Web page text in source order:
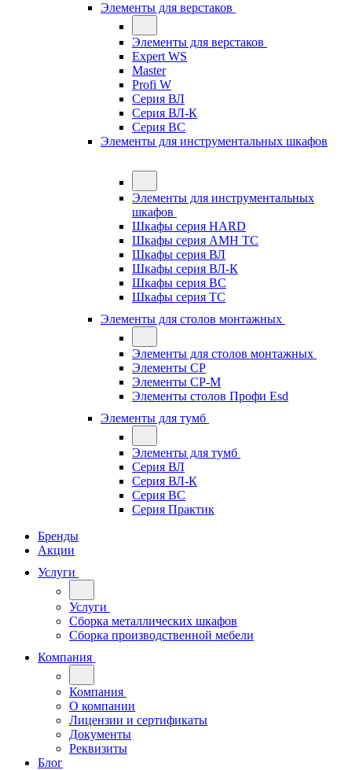
Элементы для верстаков
Элементы для верстаков
Expert WS
Master
Profi W
Серия ВЛ
Серия ВЛ-К
Серия ВС
Элементы для инструментальных шкафов
Элементы для инструментальных
шкафов
Шкафы серия HARD
Шкафы серия АМН ТС
Шкафы серия ВЛ
Шкафы серия ВЛ-К
Шкафы серия ВС
Шкафы серия ТС
Элементы для столов монтажных
Элементы для столов монтажных
Элементы СР
Элементы СР-М
Элементы столов Профи Esd
Элементы для тумб
Элементы для тумб
Серия ВЛ
Серия ВЛ-К
Серия ВС
Серия Практик
Бренды
Акции
Услуги
Услуги
Сборка металлических шкафов
Сборка производственной мебели
Компания
Компания
О компании
Лицензии и сертификаты
Документы
Реквизиты
Блог